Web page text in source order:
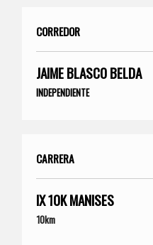
CORREDOR
JAIME BLASCO BELDA
INDEPENDIENTE
CARRERA
IX 10K MANISES
10km